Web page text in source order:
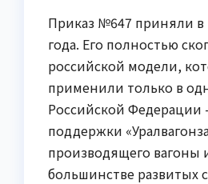
Приказ №647 приняли в
года. Его полностью
российской модели,
применили только в
Российской Федерации
поддержки
производящего вагоны
большинстве развитых